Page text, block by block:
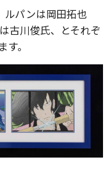
ルパンは岡田拓也
古川俊氏、とそれぞ
。